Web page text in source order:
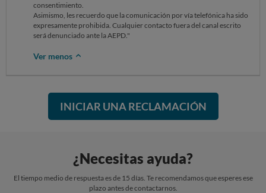
consentimiento.
Asimismo, les recuerdo que la comunicación por vía telefónica ha sido
expresamente prohibida. Cualquier contacto fuera del canal escrito
será denunciado ante la AEPD."
Ver menos
INICIAR UNA RECLAMACIÓN
¿Necesitas ayuda?
El tiempo medio de respuesta es de 15 días. Te recomendamos que esperes ese
plazo antes de contactarnos.